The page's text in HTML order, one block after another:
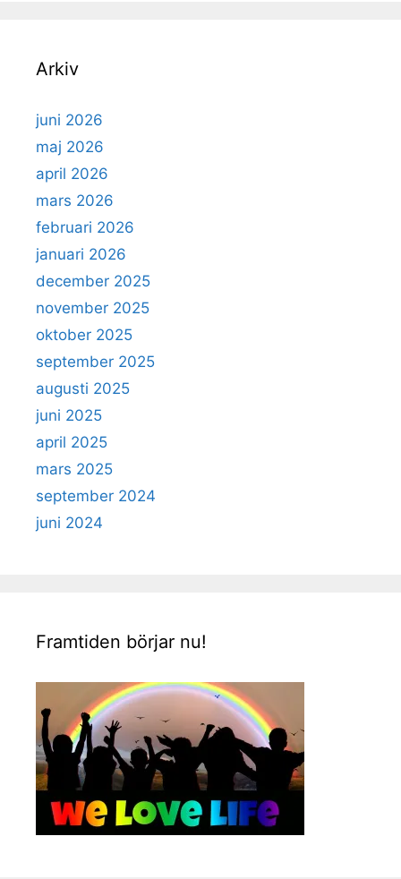
Arkiv
juni 2026
maj 2026
april 2026
mars 2026
februari 2026
januari 2026
december 2025
november 2025
oktober 2025
september 2025
augusti 2025
juni 2025
april 2025
mars 2025
september 2024
juni 2024
Framtiden börjar nu!